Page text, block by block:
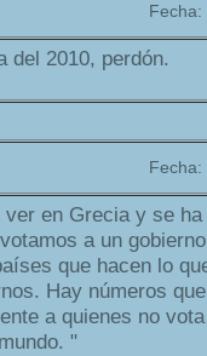
Fecha:
del 2010, perdón.
Fecha:
en Grecia y se
a un
que hacen lo
Hay números
a quienes no
"